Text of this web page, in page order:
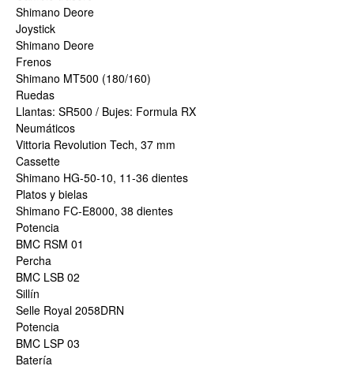
Shimano Deore
Joystick
Shimano Deore
Frenos
Shimano MT500 (180/160)
Ruedas
Llantas: SR500 / Bujes: Formula RX
Neumáticos
Vittoria Revolution Tech, 37 mm
Cassette
Shimano HG-50-10, 11-36 dientes
Platos y bielas
Shimano FC-E8000, 38 dientes
Potencia
BMC RSM 01
Percha
BMC LSB 02
Sillín
Selle Royal 2058DRN
Potencia
BMC LSP 03
Batería